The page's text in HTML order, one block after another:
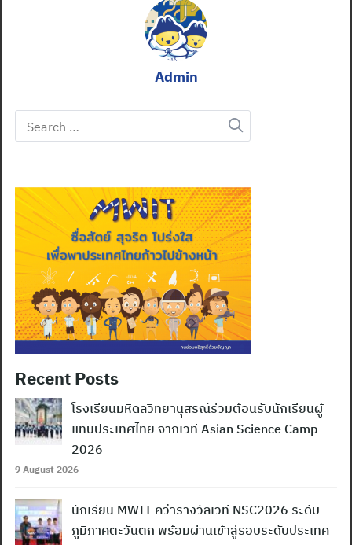
Admin
Search
for:
Recent Posts
โรงเรียนมหิดลวิทยานุสรณ์ร่วมต้อนรับนักเรียนผู้
แทนประเทศไทย จากเวที Asian Science Camp
2026
9 August 2026
นักเรียน MWIT คว้ารางวัลเวที NSC2026 ระดับ
ภูมิภาคตะวันตก พร้อมผ่านเข้าสู่รอบระดับประเทศ